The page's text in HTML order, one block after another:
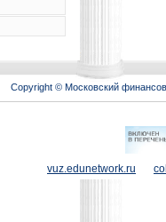
Copyright © Московский
vuz.edunetwork.ru